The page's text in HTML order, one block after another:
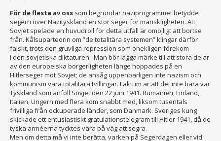
För de flesta av oss som begrundar naziprogrammet betydde
segern över Nazityskland en stor seger för mänskligheten. Att
Sovjet spelade en huvudroll för detta utfall är omöjligt att bortse
från. Kålsuparteorin om ”de totalitära systemen” klingar därför
falskt, trots den gruvliga repression som onekligen förekom
i den sovjetiska diktaturen. Man bör lägga märke till att stora delar
av den europeiska borgerligheten länge hoppades på en
Hitlerseger mot Sovjet; de ansåg uppenbarligen inte nazism och
kommunism vara totalitära tvillingar. Faktum är att det inte bara var
Tyskland som anföll Sovjet den 22 juni 1941. Rumänien, Finland,
Italien, Ungern med flera kom snabbt med, liksom tusentals
frivilliga från ockuperade länder, som Danmark. Sveriges kung
skickade ett entusiastiskt gratulationstelegram till Hitler 1941, då de
tyska arméerna tycktes vara på väg att segra.
Men om detta må vi inte berätta, varken på Segerdagen eller vid